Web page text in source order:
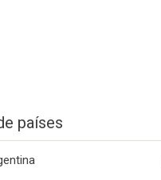
países